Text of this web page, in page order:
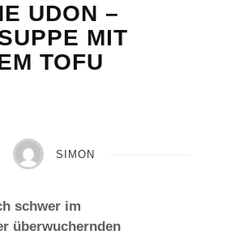
UDON –
MIT
TOFU
SIMON
schwer im
überwuchernden